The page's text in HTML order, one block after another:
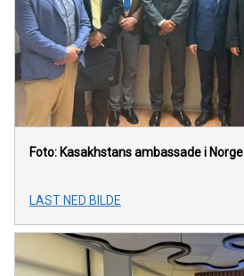
Foto: Kasakhstans ambassade i Norge
LAST NED BILDE